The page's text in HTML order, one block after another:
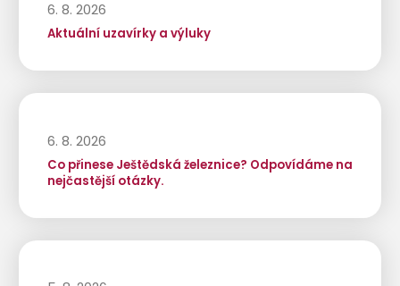
6. 8. 2026
Aktuální uzavírky a výluky
6. 8. 2026
Co přinese Ještědská železnice? Odpovídáme na
nejčastější otázky.